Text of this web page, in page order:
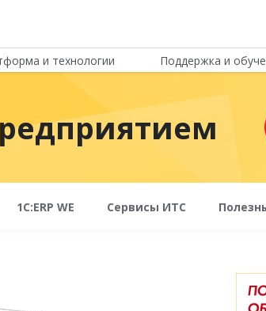
и технологии Поддержка и
1С:ERP WE Сервисы ИТС